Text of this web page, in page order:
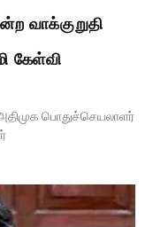
வாக்குறுதி
கேள்வி
பொதுச்செயலாளர்